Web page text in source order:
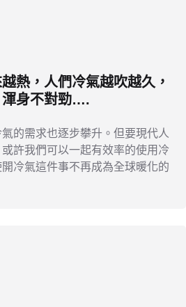
熱，人們冷氣越吹越久，
渾身不對勁….
的需求也逐步攀升。但要現代人
許我們可以一起有效率的使用冷
冷氣這件事不再成為全球暖化的